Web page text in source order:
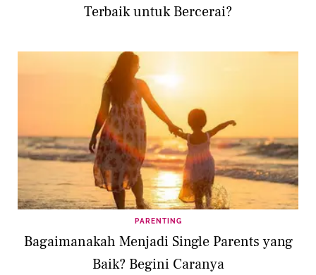
Terbaik untuk Bercerai?
PARENTING
Bagaimanakah Menjadi Single Parents yang
Baik? Begini Caranya